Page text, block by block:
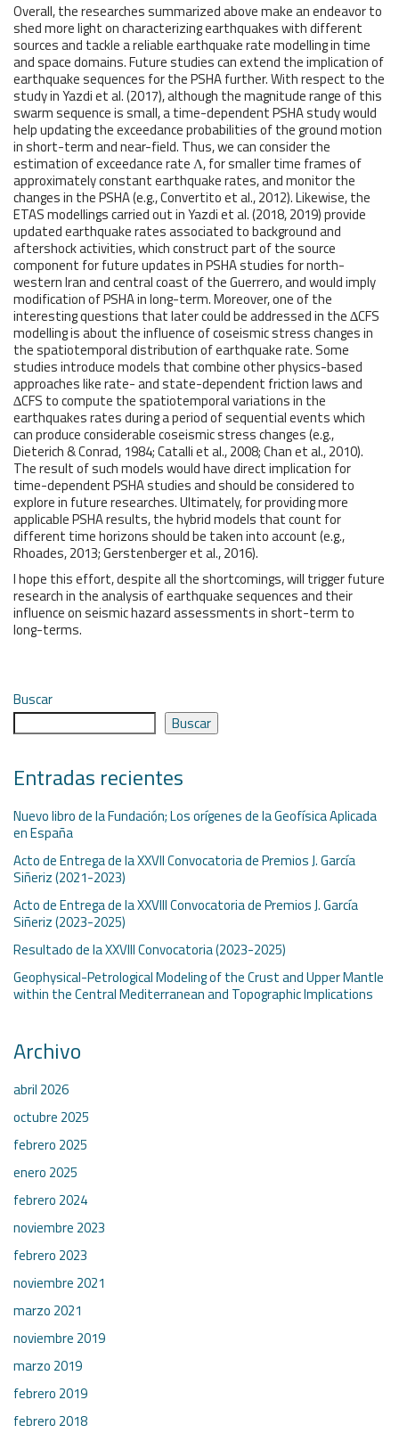
Overall, the researches summarized above make an endeavor to
shed more light on characterizing earthquakes with different
sources and tackle a reliable earthquake rate modelling in time
and space domains. Future studies can extend the implication of
earthquake sequences for the PSHA further. With respect to the
study in Yazdi et al. (2017), although the magnitude range of this
swarm sequence is small, a time-dependent PSHA study would
help updating the exceedance probabilities of the ground motion
in short-term and near-field. Thus, we can consider the
estimation of exceedance rate Λ, for smaller time frames of
approximately constant earthquake rates, and monitor the
changes in the PSHA (e.g., Convertito et al., 2012). Likewise, the
ETAS modellings carried out in Yazdi et al. (2018, 2019) provide
updated earthquake rates associated to background and
aftershock activities, which construct part of the source
component for future updates in PSHA studies for north-
western Iran and central coast of the Guerrero, and would imply
modification of PSHA in long-term. Moreover, one of the
interesting questions that later could be addressed in the ∆CFS
modelling is about the influence of coseismic stress changes in
the spatiotemporal distribution of earthquake rate. Some
studies introduce models that combine other physics-based
approaches like rate- and state-dependent friction laws and
∆CFS to compute the spatiotemporal variations in the
earthquakes rates during a period of sequential events which
can produce considerable coseismic stress changes (e.g.,
Dieterich & Conrad, 1984; Catalli et al., 2008; Chan et al., 2010).
The result of such models would have direct implication for
time-dependent PSHA studies and should be considered to
explore in future researches. Ultimately, for providing more
applicable PSHA results, the hybrid models that count for
different time horizons should be taken into account (e.g.,
Rhoades, 2013; Gerstenberger et al., 2016).
I hope this effort, despite all the shortcomings, will trigger future
research in the analysis of earthquake sequences and their
influence on seismic hazard assessments in short-term to
long-terms.
Buscar
Buscar
Entradas recientes
Nuevo libro de la Fundación; Los orígenes de la Geofísica Aplicada
en España
Acto de Entrega de la XXVII Convocatoria de Premios J. García
Siñeriz (2021-2023)
Acto de Entrega de la XXVIII Convocatoria de Premios J. García
Siñeriz (2023-2025)
Resultado de la XXVIII Convocatoria (2023-2025)
Geophysical-Petrological Modeling of the Crust and Upper Mantle
within the Central Mediterranean and Topographic Implications
Archivo
abril 2026
octubre 2025
febrero 2025
enero 2025
febrero 2024
noviembre 2023
febrero 2023
noviembre 2021
marzo 2021
noviembre 2019
marzo 2019
febrero 2019
febrero 2018